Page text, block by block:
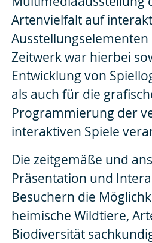
Artenvielfalt auf
Ausstellungselementen
Zeitwerk war hierbei
Entwicklung von
als auch für die
Programmierung der
interaktiven Spiele
Die zeitgemäße und
Präsentation und
Besuchern die
heimische Wildtiere,
Biodiversität